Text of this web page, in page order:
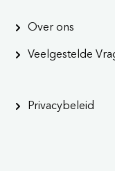
Over ons
Veelgestelde
Privacybeleid